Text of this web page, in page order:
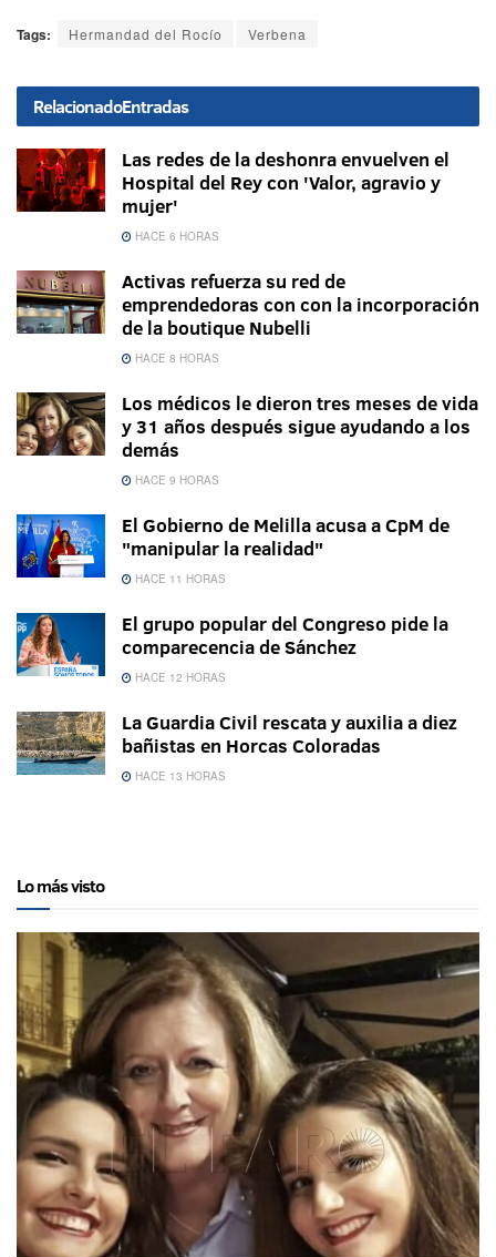
Tags: Hermandad del Rocío Verbena
RelacionadoEntradas
Las redes de la deshonra envuelven el
Hospital del Rey con 'Valor, agravio y
mujer'
HACE 6 HORAS
Activas refuerza su red de
emprendedoras con con la incorporación
de la boutique Nubelli
HACE 8 HORAS
Los médicos le dieron tres meses de vida
y 31 años después sigue ayudando a los
demás
HACE 9 HORAS
El Gobierno de Melilla acusa a CpM de
"manipular la realidad"
HACE 11 HORAS
El grupo popular del Congreso pide la
comparecencia de Sánchez
HACE 12 HORAS
La Guardia Civil rescata y auxilia a diez
bañistas en Horcas Coloradas
HACE 13 HORAS
Lo más visto